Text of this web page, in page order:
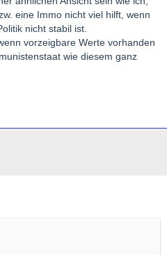
eine Immo nicht viel hilft, wenn
nicht stabil ist.
vorzeigbare Werte vorhanden
wie diesem ganz